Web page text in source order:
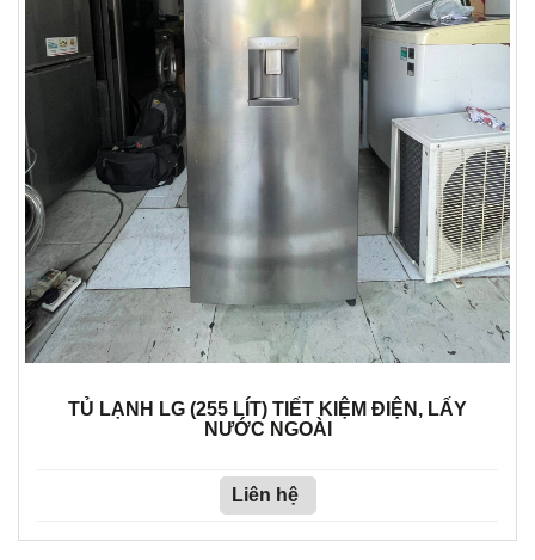
TỦ LẠNH LG (255 LÍT) TIẾT KIỆM ĐIỆN, LẤY
NƯỚC NGOÀI
Liên hệ